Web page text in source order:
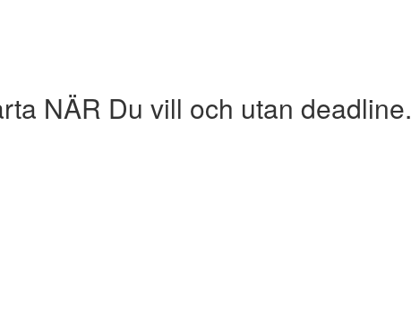
NÄR Du vill och utan deadline.